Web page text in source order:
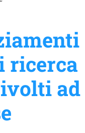
ricerca
ad